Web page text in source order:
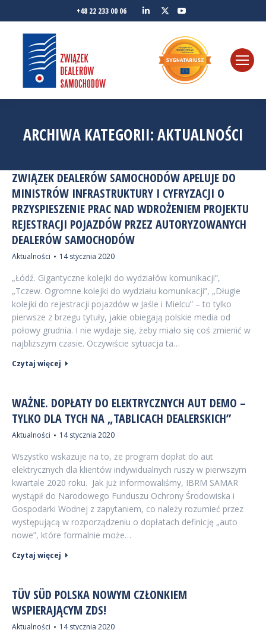
+48 22 233 00 06
Linkedin
Twitter
ARCHIWA KATEGORII:AKTUALNOŚCI
ZWIĄZEK DEALERÓW SAMOCHODÓW APELUJE DO
MINISTRÓW INFRASTRUKTURY I CYFRYZACJI O
PRZYSPIESZENIE PRAC NAD WDROŻENIEM PROJEKTU
REJESTRACJI POJAZDÓW PRZEZ AUTORYZOWANYCH
DEALERÓW SAMOCHODÓW
Aktualności 14 stycznia 2020
„Łódź. Gigantyczne kolejki do wydziałów komunikacji”,
„Tczew. Ogromne kolejki do wydziału komunikacji”, „Długie
kolejki do rejestracji pojazdów w Jaśle i Mielcu” – to tylko
pierwsze z brzegu tytuły, jakie obiegają polskie media od
połowy grudnia. I nie wydaje się, żeby miało się coś zmienić w
najbliższym czasie. Oczywiście sytuacja ta…
Czytaj więcej
WAŻNE. DOPŁATY DO ELEKTRYCZNYCH AUT DEMO –
TYLKO DLA TYCH NA „TABLICACH DEALERSKICH”
Aktualności 14 stycznia 2020
Wszystko wskazuje na to, że program dopłat do aut
elektrycznych dla klientów indywidualnych ruszy w pierwszym
kwartale 2020 roku. Jak już informowaliśmy, IBRM SAMAR
wystąpił do Narodowego Funduszu Ochrony Środowiska i
Gospodarki Wodnej z zapytaniem, co należy rozumieć przez
występującą w rozporządzeniu o dopłatach definicję „auto
nowe”, które formalnie może…
Czytaj więcej
TÜV SÜD POLSKA NOWYM CZŁONKIEM
WSPIERAJĄCYM ZDS!
Aktualności 14 stycznia 2020